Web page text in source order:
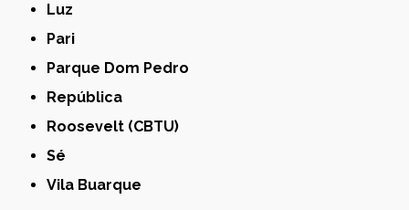
Luz
Pari
Parque Dom Pedro
República
Roosevelt (CBTU)
Sé
Vila Buarque